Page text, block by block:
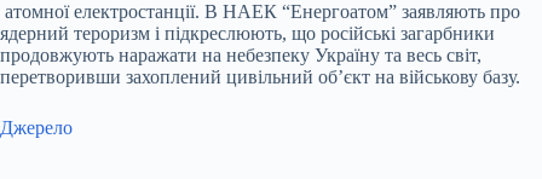
атомної електростанції. В НАЕК “Енергоатом” заявляють про
ядерний тероризм і підкреслюють, що російські загарбники
продовжують наражати на небезпеку Україну та весь світ,
перетворивши захоплений цивільний об’єкт на військову базу.
Джерело